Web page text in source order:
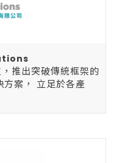
推出突破傳統框架的
方案， 立足於各產